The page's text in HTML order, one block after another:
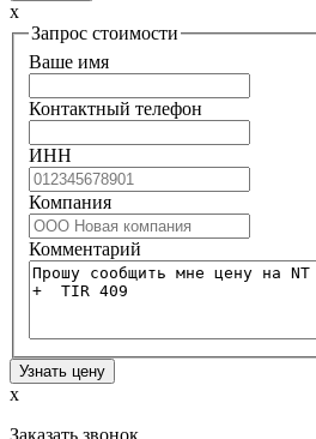
x
Запрос стоимости
Ваше имя
Контактный телефон
ИНН
Компания
Комментарий
x
Заказать звонок